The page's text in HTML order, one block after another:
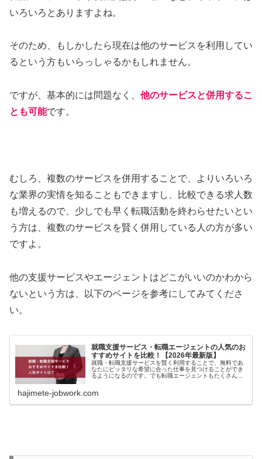
いろいろとありますよね。
そのため、もしかしたら現在は他のサービスを利用してい
るという方もいらっしゃるかもしれません。
ですが、基本的には問題なく、 他のサービスと併用するこ
とも可能です。
むしろ、複数のサービスを併用することで、よりいろいろ
な業界の実情を知ることもできますし、比較できる求人数
も増えるので、少しでも早く転職活動を終わらせたいとい
う方は、複数のサービスを賢く併用している人の方が多い
ですよ。
他の支援サービスやエージェントはどこがいいのかわから
ないという方は、以下のページを参考にしてみてくださ
い。
就職支援サービス・転職エージェントの人気のお
すすめサイトを比較！【2026年最新版】
就職・転職支援サービスを賢く利用することで、無料であ
なたにピッタリな希望に合った仕事を見つけることができ
るようになるのです。でも転職エージェントもたくさんあ
しながら詳しくご紹介します。就活が上手くいかずに悩ん
hajimete-jobwork.com